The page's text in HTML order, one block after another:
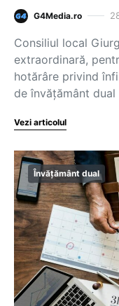
G4Media.ro
Consiliul local
extraordinară,
hotărâre privind
de învăţământ
Vezi articolul
Învățământ dual